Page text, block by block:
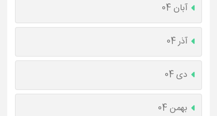
آبان 04
آذر 04
دی 04
بهمن 04